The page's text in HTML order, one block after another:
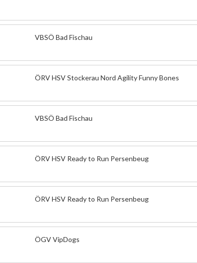
VBSÖ Bad Fischau
ÖRV HSV Stockerau Nord Agility Funny Bones
VBSÖ Bad Fischau
ÖRV HSV Ready to Run Persenbeug
ÖRV HSV Ready to Run Persenbeug
ÖGV VipDogs